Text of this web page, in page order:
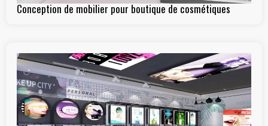
Conception de mobilier pour boutique de cosmétiques